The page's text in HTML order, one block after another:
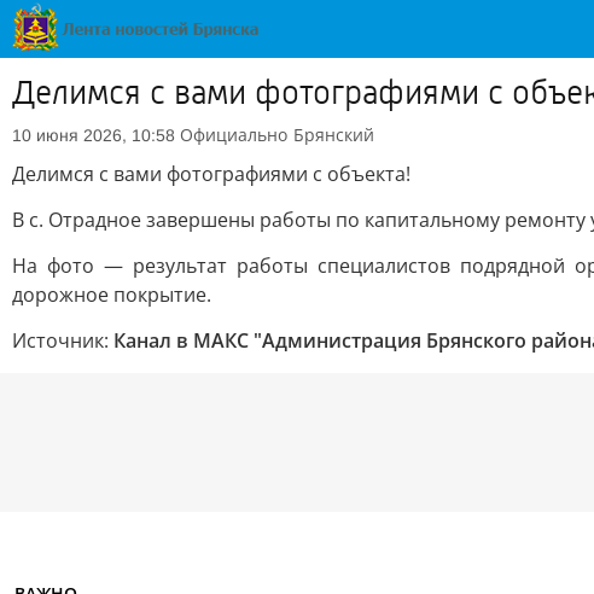
Делимся с вами фотографиями с
10 июня 2026, 10:58 Официально Брянский
Делимся с вами фотографиями с объекта!
В с. Отрадное завершены работы по капитальному ремонту
На фото — результат работы специалистов подрядной
дорожное покрытие.
Источник: Канал в МАКС "Администрация Брянского